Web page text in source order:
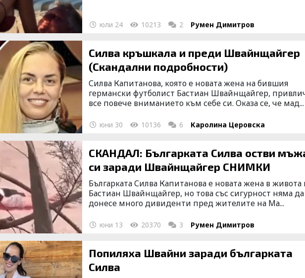
юли 24 10213 2 Румен Димитров
Силва кръшкала и преди Швайнщайгер
(Скандални подробности)
Силва Капитанова, която е новата жена на бившия
германски футболист Бастиан Швайнщайгер,
всe повече вниманието към себе си. Оказа се, че мад...
юни 30 10136 6 Каролина Церовска
СКАНДАЛ: Българката Силва остви
си заради Швайнщайгер СНИМКИ
Българката Силва Капитанова е новата жена в живота
Бастиан Швайнщайгер, но това със сигурност няма
донесе много дивиденти пред жителите на Ма...
юни 13 20370 3 Румен Димитров
Попиляха Швайни заради българката
Силва